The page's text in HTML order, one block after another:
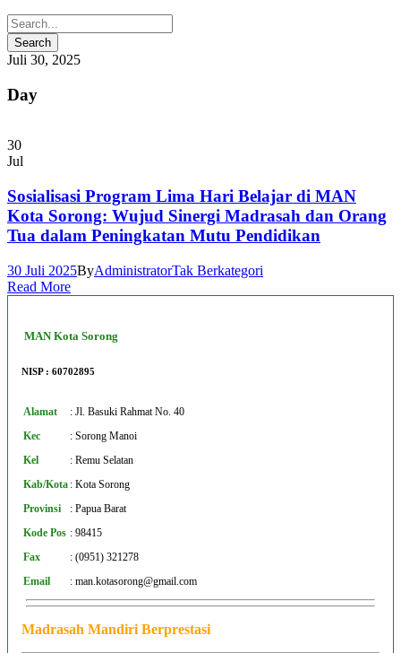
Juli 30, 2025
Day
30
Jul
Sosialisasi Program Lima Hari Belajar di MAN
Kota Sorong: Wujud Sinergi Madrasah dan Orang
Tua dalam Peningkatan Mutu Pendidikan
30 Juli 2025ByAdministratorTak Berkategori
Read More
MAN Kota Sorong
NISP : 60702895
Alamat : Jl. Basuki Rahmat No. 40
Kec
: Sorong Manoi
Kel
: Remu Selatan
Kab/Kota : Kota Sorong
Provinsi
: Papua Barat
Kode Pos : 98415
Fax
: (0951) 321278
Email
: man.kotasorong@gmail.com
Madrasah Mandiri Berprestasi